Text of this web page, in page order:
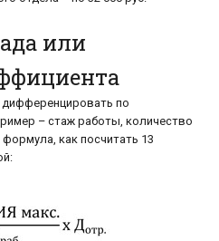
или
по
– стаж работы, количество
как посчитать 13